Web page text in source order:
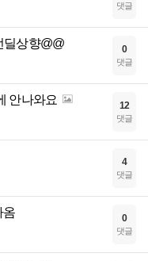
댓글
딜상향@@ 0
댓글
안나와요 12
댓글
4
댓글
옴 0
댓글